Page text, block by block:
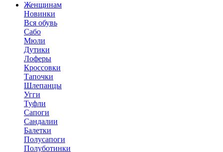
Женщинам
Новинки
Вся обувь
Сабо
Мюли
Дутики
Лоферы
Кроссовки
Тапочки
Шлепанцы
Угги
Туфли
Сапоги
Сандалии
Балетки
Полусапоги
Полуботинки